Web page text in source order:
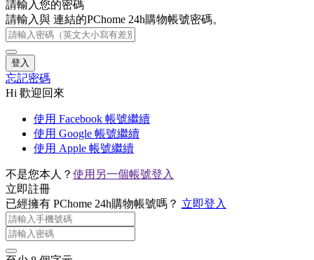
請輸入您的密碼
請輸入與 連結的PChome 24h購物帳號密碼。
登入
忘記密碼
Hi 歡迎回來
使用 Facebook 帳號繼續
使用 Google 帳號繼續
使用 Apple 帳號繼續
不是您本人？ 使用另一個帳號登入
立即註冊
已經擁有 PChome 24h購物帳號嗎？ 立即登入